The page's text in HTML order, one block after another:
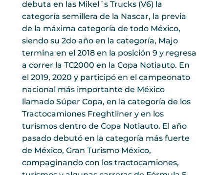
debuta en las Mikel´s Trucks (V6) la
categoría semillera de la Nascar, la previa
de la máxima categoría de todo México,
siendo su 2do año en la categoría, Majo
termina en el 2018 en la posición 9 y regresa
a correr la TC2000 en la Copa Notiauto. En
el 2019, 2020 y participó en el campeonato
nacional más importante de México
llamado Súper Copa, en la categoría de los
Tractocamiones Freghtliner y en los
turismos dentro de Copa Notiauto. El año
pasado debutó en la categoría más fuerte
de México, Gran Turismo México,
compaginando con los tractocamiones,